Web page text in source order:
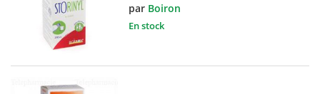
par Boiron
En stock